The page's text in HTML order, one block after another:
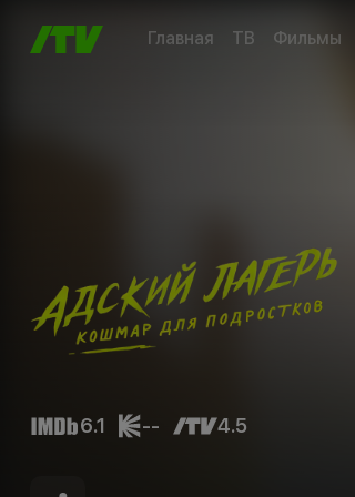
Главная ТВ Фильмы
6.1 -- 4.5